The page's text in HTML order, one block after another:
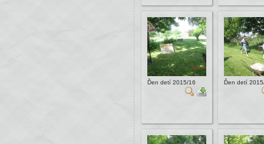
Ďen detí 2015/16 Ďen detí